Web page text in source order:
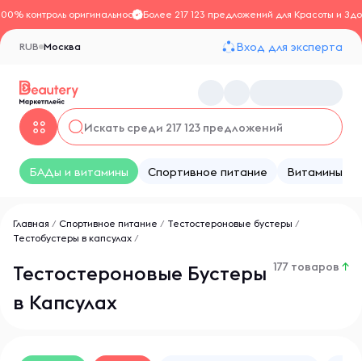
контроль оригинальностиБолее 217 123 предложений для Красоты и
Москва
RUB Вход для эксперта
БАДы и витамины Спортивное питание Витамины
Главная / Спортивное питание / Тестостероновые бустеры /
Тестобустеры в капсулах /
Тестостероновые Бустеры
в Капсулах
177 товаров ↑